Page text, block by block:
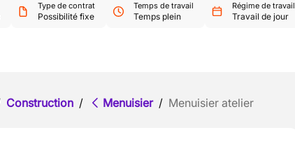
Type de contrat
Possibilité fixe
Temps de travail
Temps plein
Régime de travail
Travail de jour
Construction / Menuisier / Menuisier atelier